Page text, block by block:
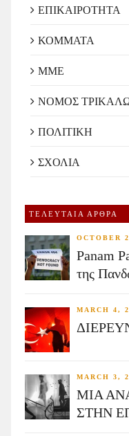
ΕΠΙΚΑΙΡΟΤΗΤΑ
ΚΟΜΜΑΤΑ
ΜΜΕ
ΝΟΜΟΣ
ΠΟΛΙΤΙΚΗ
ΣΧΟΛΙΑ
ΤΕΛΕΥΤΑΙΑ ΑΡΘΡΑ
OCTOBER
Panam
της
MARCH 4,
MARCH 3,
ΜΙΑ
ΣΤΗΝ